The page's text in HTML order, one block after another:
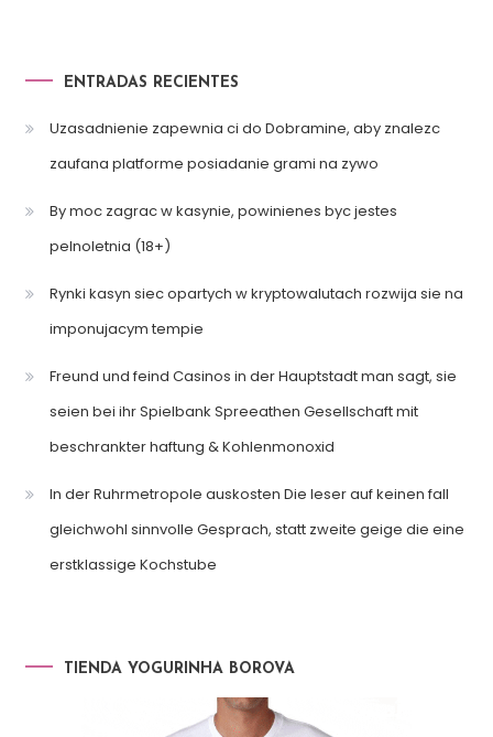
ENTRADAS RECIENTES
Uzasadnienie zapewnia ci do Dobramine, aby znalezc
zaufana platforme posiadanie grami na zywo
By moc zagrac w kasynie, powinienes byc jestes
pelnoletnia (18+)
Rynki kasyn siec opartych w kryptowalutach rozwija sie na
imponujacym tempie
Freund und feind Casinos in der Hauptstadt man sagt, sie
seien bei ihr Spielbank Spreeathen Gesellschaft mit
beschrankter haftung & Kohlenmonoxid
In der Ruhrmetropole auskosten Die leser auf keinen fall
gleichwohl sinnvolle Gesprach, statt zweite geige die eine
erstklassige Kochstube
TIENDA YOGURINHA BOROVA